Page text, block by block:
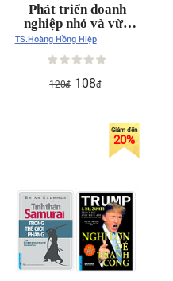
Phát triển doanh
nghiệp nhỏ và vừa
vùng Nam Trung Bộ
trong bối cảnh mới
(sách chuyên khảo)
TS.Hoàng Hồng Hiệp
120đ 108đ
20%